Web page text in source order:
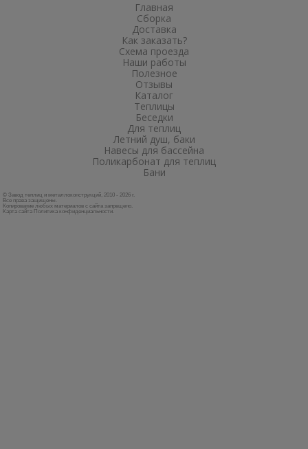
Главная
Сборка
Доставка
Как заказать?
Схема проезда
Наши работы
Полезное
Отзывы
Каталог
Теплицы
Беседки
Для теплиц
Летний душ, баки
Навесы для бассейна
Поликарбонат для теплиц
Бани
© Завод теплиц и металлоконструкций, 2010 - 2026 г.
Все права защищены.
Копирование любых материалов с сайта запрещено.
Карта сайта Политика конфиденциальности.